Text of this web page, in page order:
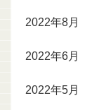
2022年8月
2022年6月
2022年5月